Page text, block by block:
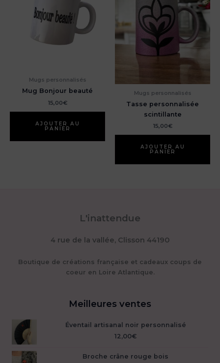
Mugs personnalisés
Mug Bonjour beauté
15,00€
AJOUTER AU
PANIER
Mugs personnalisés
Tasse personnalisée
scintillante
15,00€
AJOUTER AU
PANIER
L'inattendue
4 rue de la vallée, Clisson 44190
Boutique de créations française et cadeaux coups de
coeur en Loire Atlantique.
Meilleures ventes
Éventail artisanal noir personnalisé
12,00€
Broche crâne rouge bois